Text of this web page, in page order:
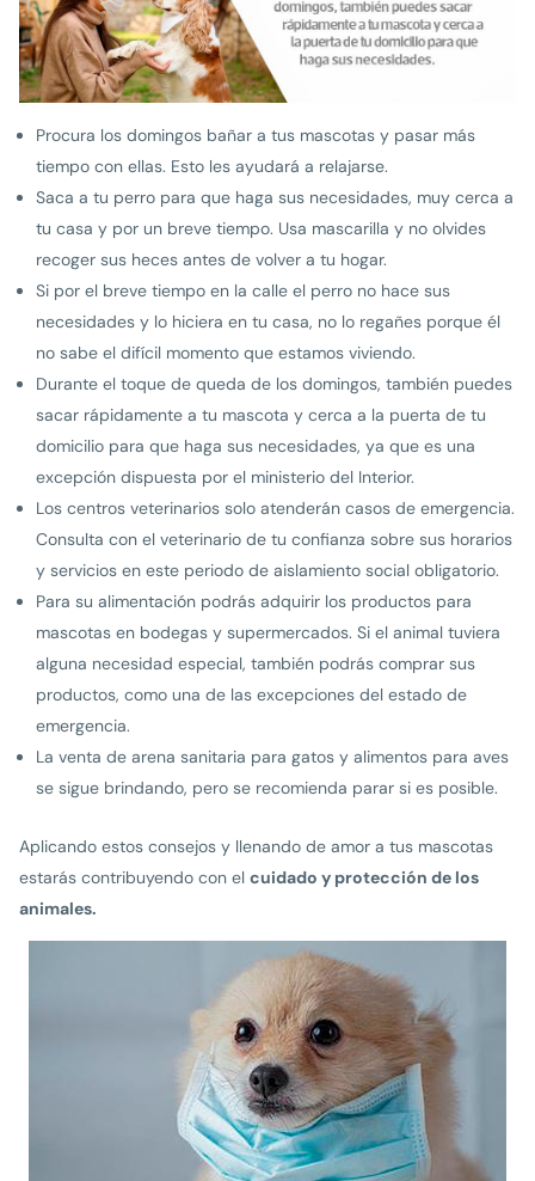
Procura los domingos bañar a tus mascotas y pasar más
tiempo con ellas. Esto les ayudará a relajarse.
Saca a tu perro para que haga sus necesidades, muy cerca a
tu casa y por un breve tiempo. Usa mascarilla y no olvides
recoger sus heces antes de volver a tu hogar.
Si por el breve tiempo en la calle el perro no hace sus
necesidades y lo hiciera en tu casa, no lo regañes porque él
no sabe el difícil momento que estamos viviendo.
Durante el toque de queda de los domingos, también puedes
sacar rápidamente a tu mascota y cerca a la puerta de tu
domicilio para que haga sus necesidades, ya que es una
excepción dispuesta por el ministerio del Interior.
Los centros veterinarios solo atenderán casos de emergencia.
Consulta con el veterinario de tu confianza sobre sus horarios
y servicios en este periodo de aislamiento social obligatorio.
Para su alimentación podrás adquirir los productos para
mascotas en bodegas y supermercados. Si el animal tuviera
alguna necesidad especial, también podrás comprar sus
productos, como una de las excepciones del estado de
emergencia.
La venta de arena sanitaria para gatos y alimentos para aves
se sigue brindando, pero se recomienda parar si es posible.
Aplicando estos consejos y llenando de amor a tus mascotas
estarás contribuyendo con el cuidado y protección de los
animales.